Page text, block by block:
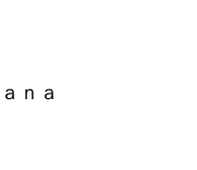
ｎａ